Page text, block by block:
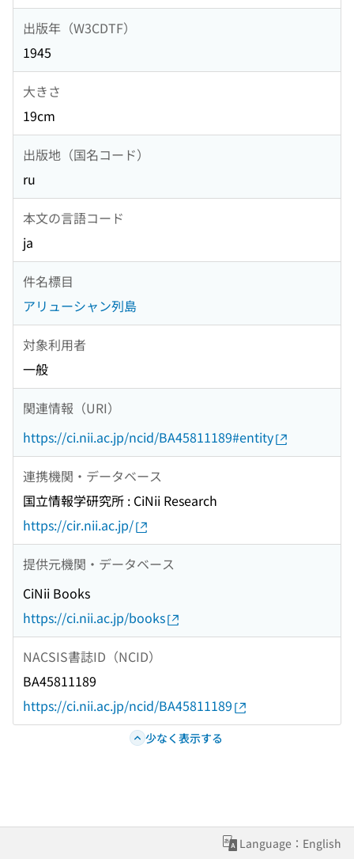
出版年（W3CDTF）
1945
大きさ
19cm
出版地（国名コード）
ru
本文の言語コード
ja
件名標目
アリューシャン列島
対象利用者
一般
関連情報（URI）
https://ci.nii.ac.jp/ncid/BA45811189#entity
連携機関・データベース
国立情報学研究所 : CiNii Research
https://cir.nii.ac.jp/
提供元機関・データベース
CiNii Books
https://ci.nii.ac.jp/books
NACSIS書誌ID（NCID）
BA45811189
https://ci.nii.ac.jp/ncid/BA45811189
少なく表示する
Language：English